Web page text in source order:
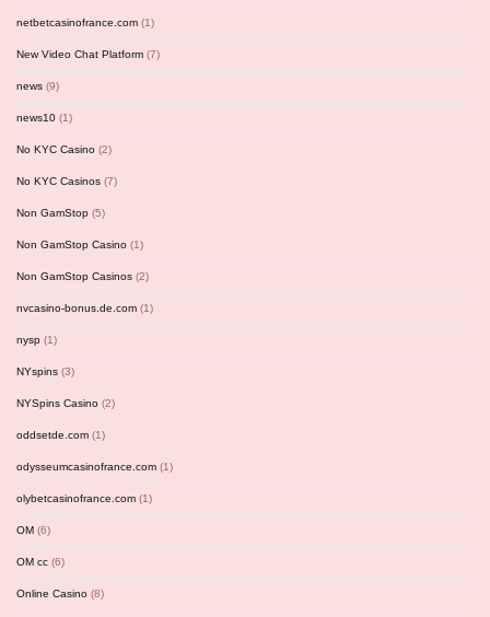
netbetcasinofrance.com (1)
New Video Chat Platform (7)
news (9)
news10 (1)
No KYC Casino (2)
No KYC Casinos (7)
Non GamStop (5)
Non GamStop Casino (1)
Non GamStop Casinos (2)
nvcasino-bonus.de.com (1)
nysp (1)
NYspins (3)
NYSpins Casino (2)
oddsetde.com (1)
odysseumcasinofrance.com (1)
olybetcasinofrance.com (1)
OM (6)
OM cc (6)
Online Casino (8)